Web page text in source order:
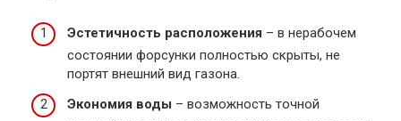
Эстетичность расположения – в нерабочем
состоянии форсунки полностью скрыты, не
портят внешний вид газона.
Экономия воды – возможность точной